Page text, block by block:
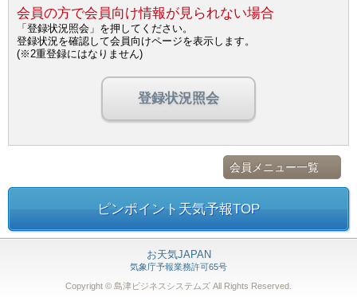
会員の方で会員向け情報が見られない場合
「登録状況照会」を押してください。
登録状況を確認して会員向けページを表示します。
(※2重登録にはなりません)
登録状況照会
会員メニュー一覧
ピンポイント天気予報TOP
お天気JAPAN
気象庁予報業務許可65号
Copyright © 島津ビジネスシステムズ All Rights Reserved.